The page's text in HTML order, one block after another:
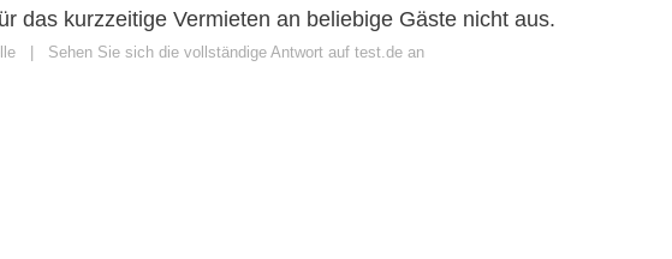
das kurzzeitige Vermieten an beliebige Gäste nicht aus.
| Sehen Sie sich die vollständige Antwort auf test.de an